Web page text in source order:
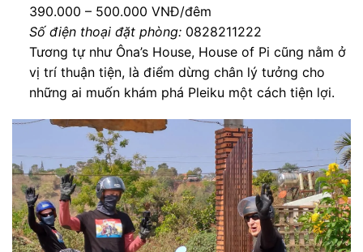
390.000 – 500.000 VNĐ/đêm
Số điện thoại đặt phòng:0828211222
Tương tự như Ôna’s House, House of Pi cũng nằm ở
vị trí thuận tiện, là điểm dừng chân lý tưởng cho
những ai muốn khám phá Pleiku một cách tiện lợi.